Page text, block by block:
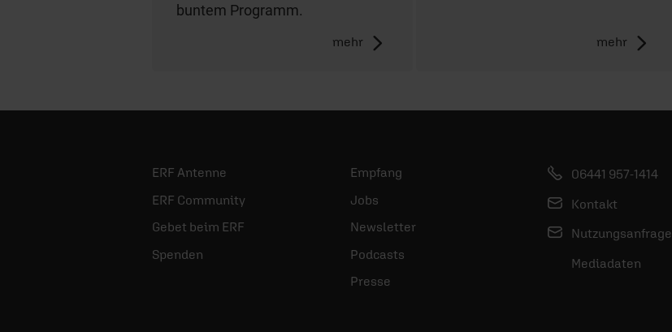
buntem Programm.
mehr mehr
ERF Antenne
ERF Community
Gebet beim ERF
Spenden
Empfang
Jobs
Newsletter
Podcasts
Presse
06441 957-1414
Kontakt
Nutzungsanfrage
Mediadaten